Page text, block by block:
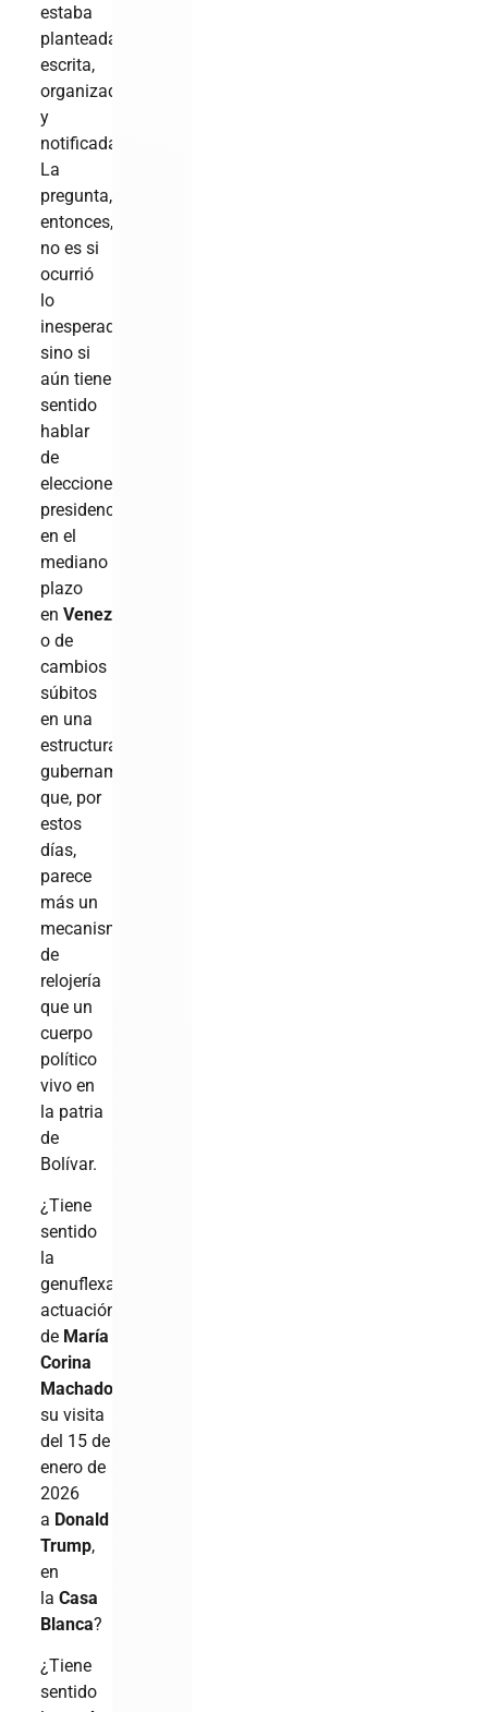
estaba
planteada,
escrita,
organizada
y
notificada.
La
pregunta,
entonces,
no es si
ocurrió
lo
inesperado,
sino si
aún tiene
sentido
hablar
de
elecciones
presidenciales
en el
mediano
plazo
enVenezuela
o de
cambios
súbitos
en una
estructura
gubernamental
que, por
estos
días,
parece
más un
mecanismo
de
relojería
que un
cuerpo
político
vivo en
la patria
de
Bolívar.
¿Tiene
sentido
la
genuflexa
actuación
de María
Corina
Machado
su visita
del 15 de
enero de
2026
a Donald
Trump,
en
laCasa
Blanca?
¿Tiene
sentido